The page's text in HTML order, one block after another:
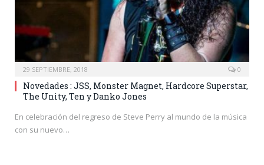
29 SEPTIEMBRE, 2018 0
Novedades : JSS, Monster Magnet, Hardcore Superstar,
The Unity, Ten y Danko Jones
En celebración del regreso de Steve Perry al mundo de la música
con su nuevo…